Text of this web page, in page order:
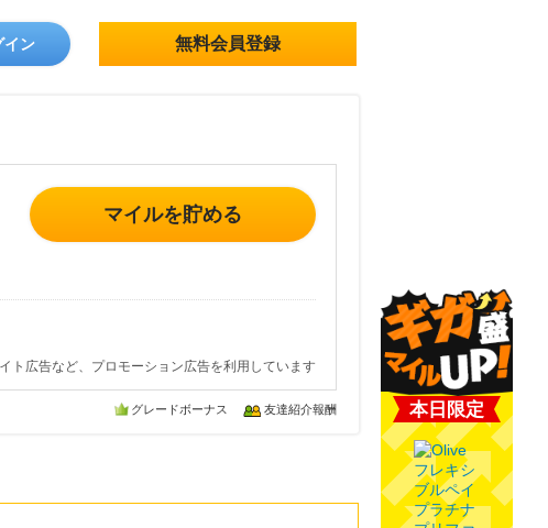
イン 無料会員登録
マイルを貯める
ト広告など、プロモーション広告を利用しています
グレードボーナス 友達紹介報酬 本日限定